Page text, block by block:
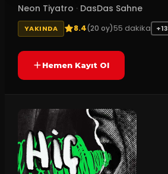
Neon Tiyatro · DasDas Sahne
YAKINDA 8.4(20 oy)55 dakika +13
Hemen Kayıt Ol